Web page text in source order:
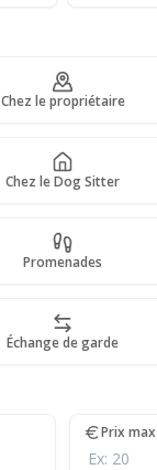
Chez le propriétaire
Chez le Dog Sitter
Promenades
Échange de garde
Prix max